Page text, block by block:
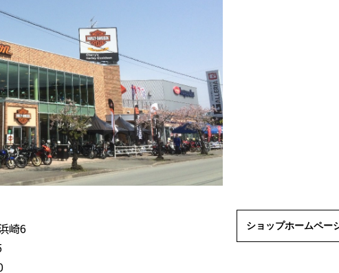
崎6
ショップホームペー